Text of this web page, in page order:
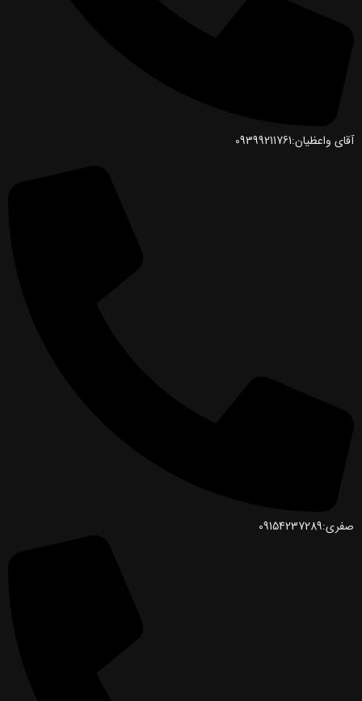
آقای واعظیان:09399211761
صفری:09154237289